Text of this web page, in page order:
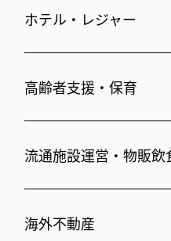
オフィス移転
不動産投資
住まい・暮らし情報
人事・総務部向け不動産
府中・東岡崎
ビル管理
書籍・コミック
広告代理店
住宅ローン
不動産投資信託(J-REIT)
人材派遣・紹介
ホテル・レジャー
シティ・リゾートホテル
横浜関内・流山おおたか
信州・戸倉上山田温泉
高齢者支援・保育
シニア総合窓口
流通施設運営・物販飲
和風レストラン
海外不動産